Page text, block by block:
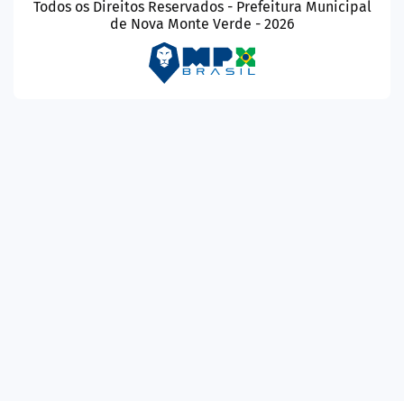
Todos os Direitos Reservados - Prefeitura Municipal
de Nova Monte Verde - 2026